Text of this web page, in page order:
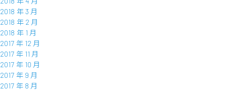
2018 年 3 月
2018 年 2 月
2018 年 1 月
2017 年 12 月
2017 年 11 月
2017 年 10 月
2017 年 9 月
2017 年 8 月